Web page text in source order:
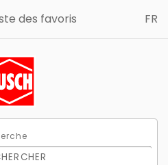
des favoris FR